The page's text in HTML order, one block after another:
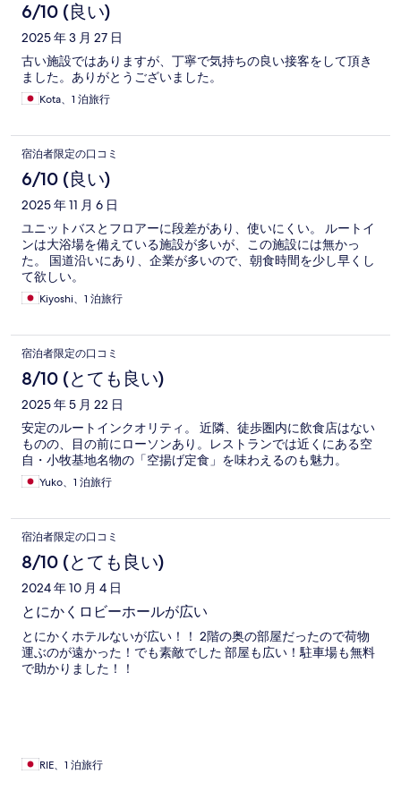
6/10 (良い)
2025 年 3 月 27 日
古い施設ではありますが、丁寧で気持ちの良い接客をして頂き
ました。ありがとうございました。
Kota、1 泊旅行
宿泊者限定の口コミ
6/10 (良い)
2025 年 11 月 6 日
ユニットバスとフロアーに段差があり、使いにくい。 ルートイ
ンは大浴場を備えている施設が多いが、この施設には無かっ
た。 国道沿いにあり、企業が多いので、朝食時間を少し早くし
て欲しい。
Kiyoshi、1 泊旅行
宿泊者限定の口コミ
8/10 (とても良い)
2025 年 5 月 22 日
安定のルートインクオリティ。 近隣、徒歩圏内に飲食店はない
ものの、目の前にローソンあり。レストランでは近くにある空
自・小牧基地名物の「空揚げ定食」を味わえるのも魅力。
Yuko、1 泊旅行
宿泊者限定の口コミ
8/10 (とても良い)
2024 年 10 月 4 日
とにかくロビーホールが広い
とにかくホテルないが広い！！ 2階の奥の部屋だったので荷物
運ぶのが遠かった！でも素敵でした 部屋も広い！駐車場も無料
で助かりました！！
RIE、1 泊旅行